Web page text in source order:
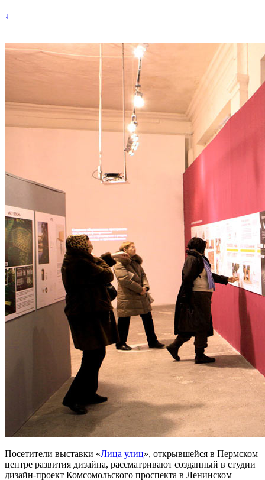
↓
Посетители выставки «Лица улиц», открывшейся в Пермском
центре развития дизайна, рассматривают созданный в студии
дизайн-проект Комсомольского проспекта в Ленинском